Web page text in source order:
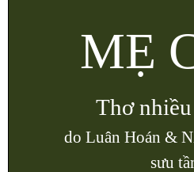
MẸ
Thơ
do Luân Hoán &
sưu